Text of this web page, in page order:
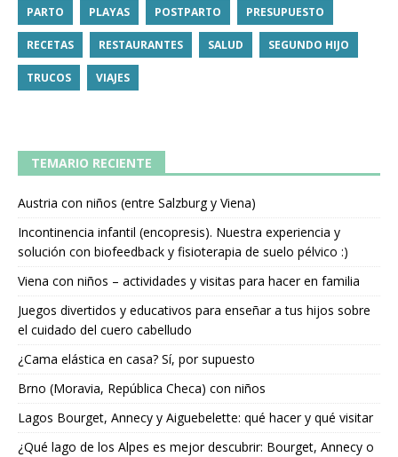
PARTO PLAYAS POSTPARTO PRESUPUESTO
RECETAS RESTAURANTES SALUD SEGUNDO HIJO
TRUCOS VIAJES
TEMARIO RECIENTE
Austria con niños (entre Salzburg y Viena)
Incontinencia infantil (encopresis). Nuestra experiencia y
solución con biofeedback y fisioterapia de suelo pélvico :)
Viena con niños – actividades y visitas para hacer en familia
Juegos divertidos y educativos para enseñar a tus hijos sobre
el cuidado del cuero cabelludo
¿Cama elástica en casa? Sí, por supuesto
Brno (Moravia, República Checa) con niños
Lagos Bourget, Annecy y Aiguebelette: qué hacer y qué visitar
¿Qué lago de los Alpes es mejor descubrir: Bourget, Annecy o